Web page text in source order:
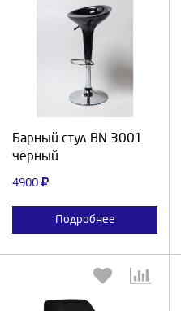
Барный стул ВN 3001
черный
4900
Подробнее
Выберите количество: